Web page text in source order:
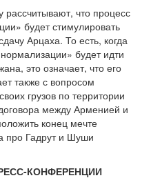
что процесс
будет стимулировать
Арцаха. То есть, когда
будет идти
это означает, что его
также с вопросом
грузов по территории
между Арменией и
конец мечте
про Гадрут и Шуши
КОНФЕРЕНЦИИ